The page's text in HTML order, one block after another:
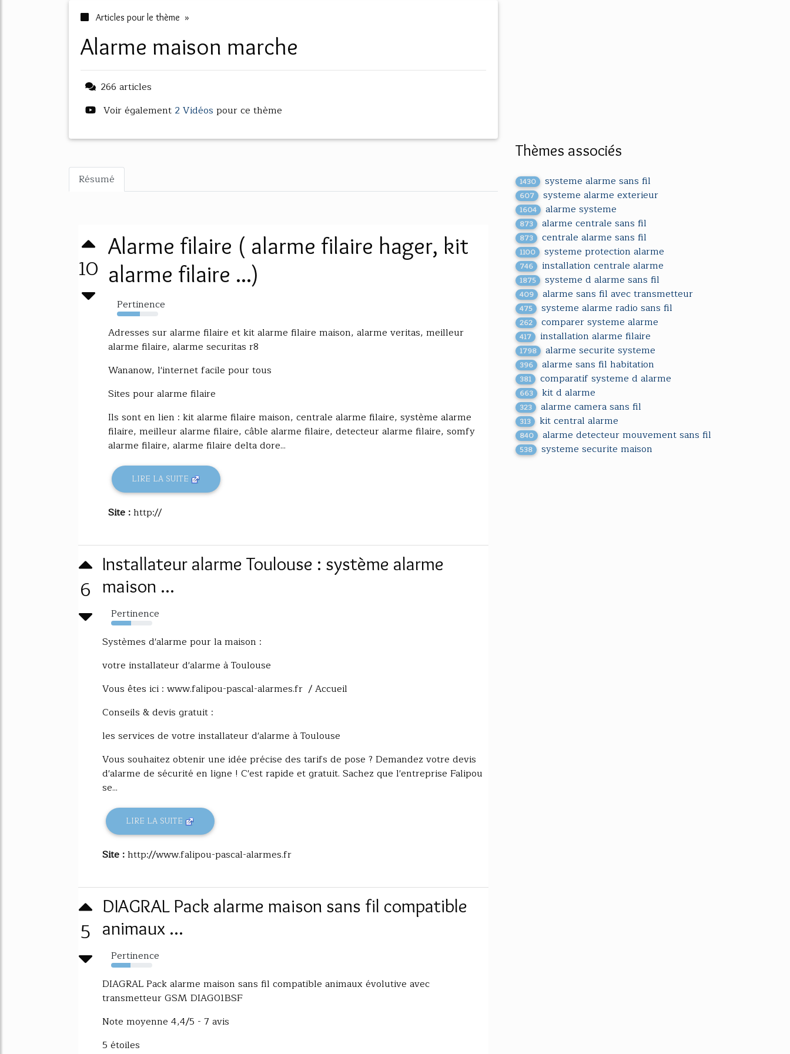
Articles pour le thème »
alarme maison marche
266 articles
Voir également 2 Vidéos pour ce thème
Résumé
10
Alarme filaire ( alarme filaire hager, kit
alarme filaire ...)
Pertinence
55%
Adresses sur alarme filaire et kit alarme filaire maison, alarme veritas, meilleur
alarme filaire, alarme securitas r8
Wananow, l'internet facile pour tous
Sites pour alarme filaire
Ils sont en lien : kit alarme filaire maison, centrale alarme filaire, système alarme
filaire, meilleur alarme filaire, câble alarme filaire, detecteur alarme filaire, somfy
alarme filaire, alarme filaire delta dore...
LIRE LA SUITE
Site :http://
6
Installateur alarme Toulouse : système alarme
maison ...
Pertinence
49%
Systèmes d'alarme pour la maison :
votre installateur d'alarme à Toulouse
Vous êtes ici : www.falipou-pascal-alarmes.fr / Accueil
Conseils & devis gratuit :
les services de votre installateur d'alarme à Toulouse
Vous souhaitez obtenir une idée précise des tarifs de pose ? Demandez votre devis
d'alarme de sécurité en ligne ! C'est rapide et gratuit. Sachez que l'entreprise Falipou
se...
LIRE LA SUITE
Site :http://www.falipou-pascal-alarmes.fr
5
DIAGRAL Pack alarme maison sans fil compatible
animaux ...
Pertinence
47%
DIAGRAL Pack alarme maison sans fil compatible animaux évolutive avec
transmetteur GSM DIAG01BSF
Note moyenne 4,4/5 - 7 avis
5 étoiles
Thèmes associés
1430 systeme alarme sans fil
607 systeme alarme exterieur
1604 alarme systeme
873 alarme centrale sans fil
873 centrale alarme sans fil
1100 systeme protection alarme
746 installation centrale alarme
1875 systeme d alarme sans fil
409 alarme sans fil avec transmetteur
475 systeme alarme radio sans fil
262 comparer systeme alarme
417 installation alarme filaire
1798 alarme securite systeme
396 alarme sans fil habitation
381 comparatif systeme d alarme
663 kit d alarme
323 alarme camera sans fil
313 kit central alarme
840 alarme detecteur mouvement sans fil
538 systeme securite maison